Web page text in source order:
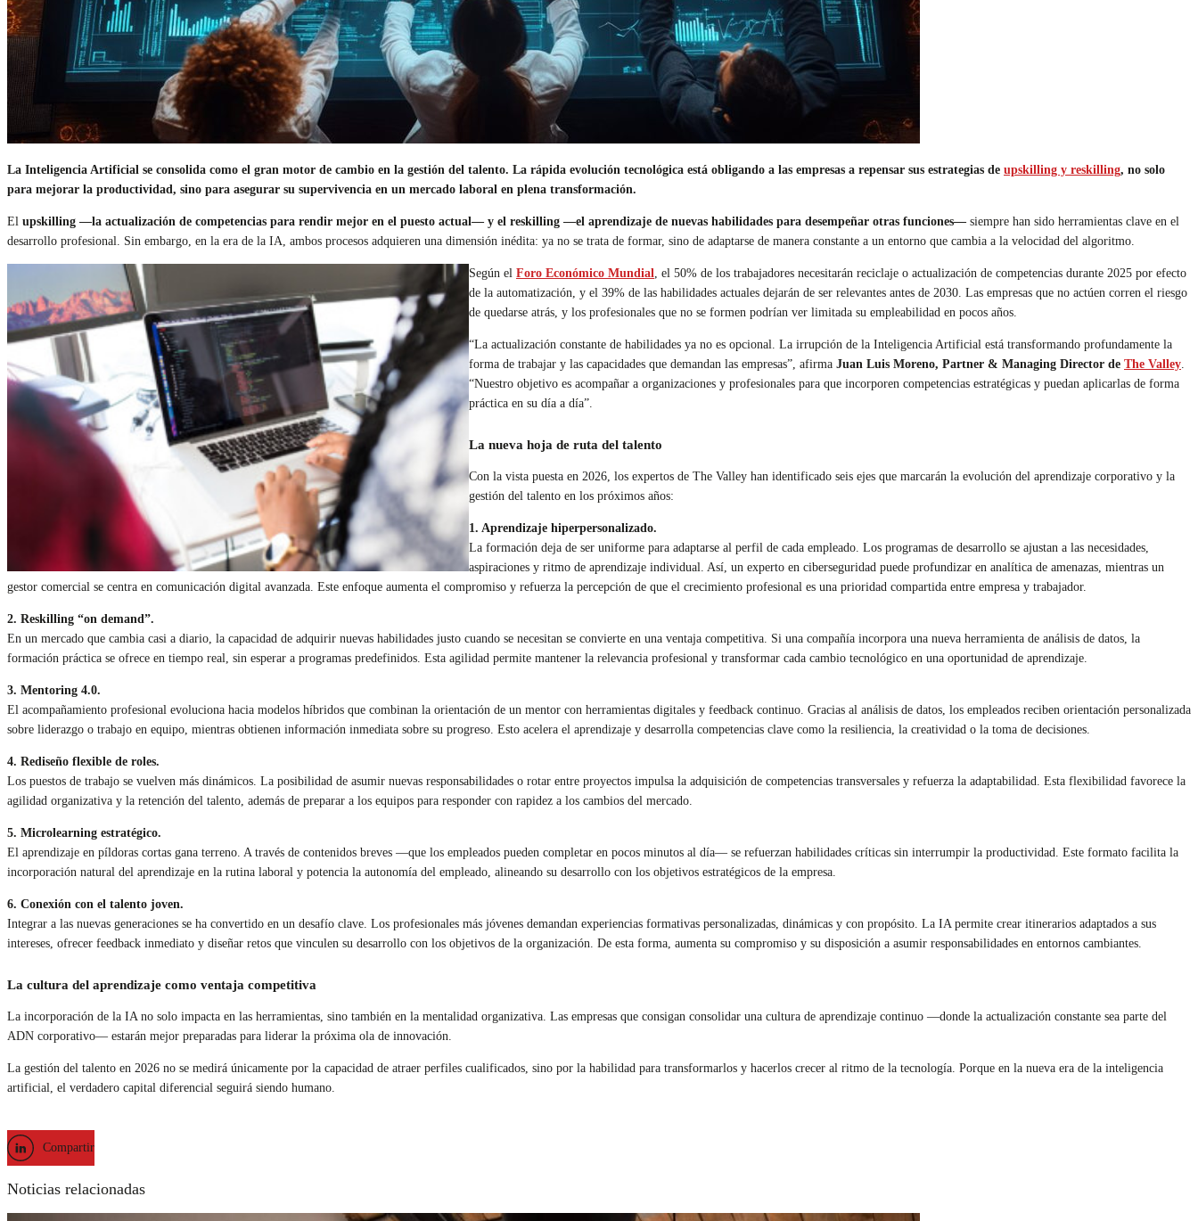
La Inteligencia Artificial se consolida como el gran motor de cambio en la gestión del talento. La rápida evolución tecnológica está obligando a las empresas a repensar sus estrategias de upskilling y reskilling, no solo
para mejorar la productividad, sino para asegurar su supervivencia en un mercado laboral en plena transformación.
El upskilling —la actualización de competencias para rendir mejor en el puesto actual— y el reskilling —el aprendizaje de nuevas habilidades para desempeñar otras funciones— siempre han sido herramientas clave en el
desarrollo profesional. Sin embargo, en la era de la IA, ambos procesos adquieren una dimensión inédita: ya no se trata de formar, sino de adaptarse de manera constante a un entorno que cambia a la velocidad del algoritmo.
Según el Foro Económico Mundial
, el 50% de los trabajadores necesitarán reciclaje o actualización de competencias durante 2025 por efecto
de la automatización, y el 39% de las habilidades actuales dejarán de ser relevantes antes de 2030. Las empresas que no actúen corren el riesgo
de quedarse atrás, y los profesionales que no se formen podrían ver limitada su empleabilidad en pocos años.
“La actualización constante de habilidades ya no es opcional. La irrupción de la Inteligencia Artificial está transformando profundamente la
forma de trabajar y las capacidades que demandan las empresas”, afirma Juan Luis Moreno, Partner & Managing Director de The Valley
“Nuestro objetivo es acompañar a organizaciones y profesionales para que incorporen competencias estratégicas y puedan aplicarlas de forma
práctica en su día a día”.
La nueva hoja de ruta del talento
Con la vista puesta en 2026, los expertos de The Valley han identificado seis ejes que marcarán la evolución del aprendizaje corporativo y la
gestión del talento en los próximos años:
1. Aprendizaje hiperpersonalizado.
La formación deja de ser uniforme para adaptarse al perfil de cada empleado. Los programas de desarrollo se ajustan a las necesidades,
aspiraciones y ritmo de aprendizaje individual. Así, un experto en ciberseguridad puede profundizar en analítica de amenazas, mientras un
gestor comercial se centra en comunicación digital avanzada. Este enfoque aumenta el compromiso y refuerza la percepción de que el crecimiento profesional es una prioridad compartida entre empresa y trabajador.
2. Reskilling “on demand”.
En un mercado que cambia casi a diario, la capacidad de adquirir nuevas habilidades justo cuando se necesitan se convierte en una ventaja competitiva. Si una compañía incorpora una nueva herramienta de análisis de datos, la
formación práctica se ofrece en tiempo real, sin esperar a programas predefinidos. Esta agilidad permite mantener la relevancia profesional y transformar cada cambio tecnológico en una oportunidad de aprendizaje.
3. Mentoring 4.0.
El acompañamiento profesional evoluciona hacia modelos híbridos que combinan la orientación de un mentor con herramientas digitales y feedback continuo. Gracias al análisis de datos, los empleados reciben orientación personalizada
sobre liderazgo o trabajo en equipo, mientras obtienen información inmediata sobre su progreso. Esto acelera el aprendizaje y desarrolla competencias clave como la resiliencia, la creatividad o la toma de decisiones.
4. Rediseño flexible de roles.
Los puestos de trabajo se vuelven más dinámicos. La posibilidad de asumir nuevas responsabilidades o rotar entre proyectos impulsa la adquisición de competencias transversales y refuerza la adaptabilidad. Esta flexibilidad favorece la
agilidad organizativa y la retención del talento, además de preparar a los equipos para responder con rapidez a los cambios del mercado.
5. Microlearning estratégico.
El aprendizaje en píldoras cortas gana terreno. A través de contenidos breves —que los empleados pueden completar en pocos minutos al día— se refuerzan habilidades críticas sin interrumpir la productividad. Este formato facilita la
incorporación natural del aprendizaje en la rutina laboral y potencia la autonomía del empleado, alineando su desarrollo con los objetivos estratégicos de la empresa.
6. Conexión con el talento joven.
Integrar a las nuevas generaciones se ha convertido en un desafío clave. Los profesionales más jóvenes demandan experiencias formativas personalizadas, dinámicas y con propósito. La IA permite crear itinerarios adaptados a sus
intereses, ofrecer feedback inmediato y diseñar retos que vinculen su desarrollo con los objetivos de la organización. De esta forma, aumenta su compromiso y su disposición a asumir responsabilidades en entornos cambiantes.
La cultura del aprendizaje como ventaja competitiva
La incorporación de la IA no solo impacta en las herramientas, sino también en la mentalidad organizativa. Las empresas que consigan consolidar una cultura de aprendizaje continuo —donde la actualización constante sea parte del
ADN corporativo— estarán mejor preparadas para liderar la próxima ola de innovación.
La gestión del talento en 2026 no se medirá únicamente por la capacidad de atraer perfiles cualificados, sino por la habilidad para transformarlos y hacerlos crecer al ritmo de la tecnología. Porque en la nueva era de la inteligencia
artificial, el verdadero capital diferencial seguirá siendo humano.
Compartir
Noticias relacionadas